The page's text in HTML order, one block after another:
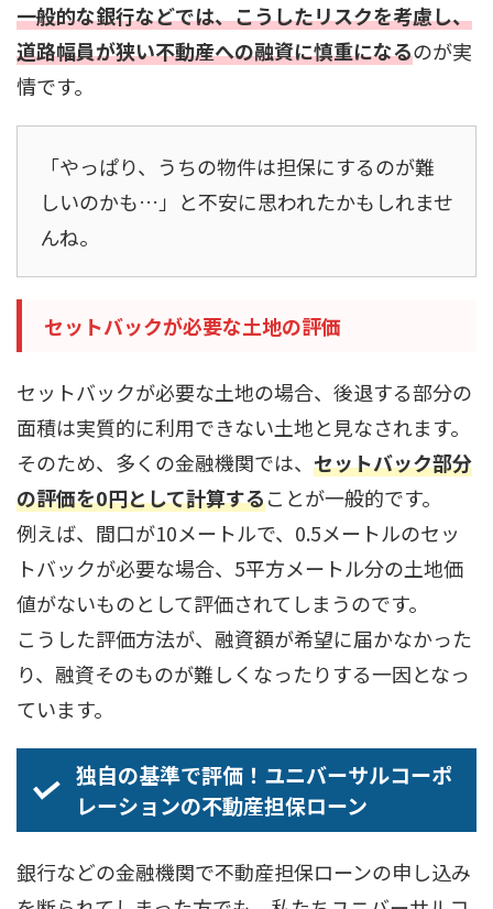
一般的な銀行などでは、こうしたリスクを考慮し、
道路幅員が狭い不動産への融資に慎重になるのが実
情です。
「やっぱり、うちの物件は担保にするのが難
しいのかも…」と不安に思われたかもしれませ
んね。
セットバックが必要な土地の評価
セットバックが必要な土地の場合、後退する部分の
面積は実質的に利用できない土地と見なされます。
そのため、多くの金融機関では、 セットバック部分
の評価を0円として計算することが一般的です。
例えば、間口が10メートルで、0.5メートルのセッ
トバックが必要な場合、5平方メートル分の土地価
値がないものとして評価されてしまうのです。
こうした評価方法が、融資額が希望に届かなかった
り、融資そのものが難しくなったりする一因となっ
ています。
独自の基準で評価！ユニバーサルコーポ
レーションの不動産担保ローン
銀行などの金融機関で不動産担保ローンの申し込み